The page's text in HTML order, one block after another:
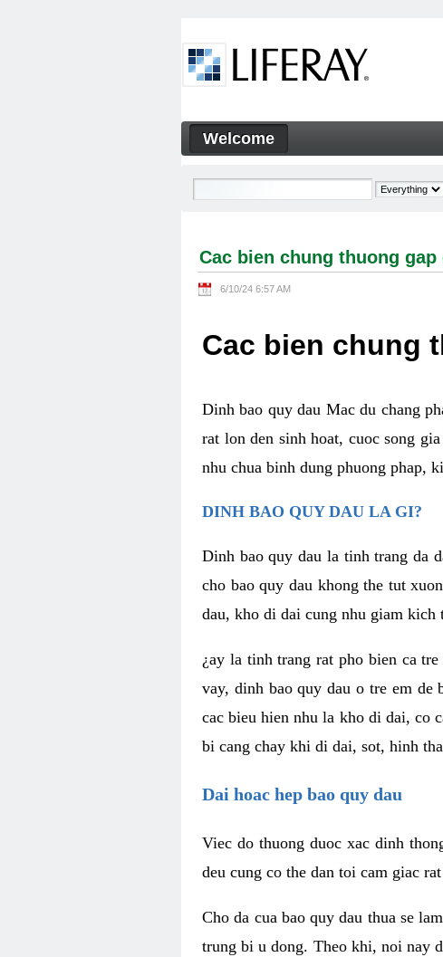
Cac bien chung thuong gap cua
Navigation
Welcome
Cac bien chung thuong
6/10/24 6:57 AM
Cac bien chung
Dinh bao quy dau Mac du chang
rat lon den sinh hoat, cuoc song
nhu chua binh dung phuong phap,
DINH BAO QUY DAU LA GI?
Dinh bao quy dau la tinh trang da
cho bao quy dau khong the tut
dau, kho di dai cung nhu giam
¿ay la tinh trang rat pho bien ca
vay, dinh bao quy dau o tre em
cac bieu hien nhu la kho di dai, co
bi cang chay khi di dai, sot, hinh
Dai hoac hep bao quy dau
Viec do thuong duoc xac dinh
deu cung co the dan toi cam giac
Cho da cua bao quy dau thua se
trung bi u dong. Theo khi, noi nay